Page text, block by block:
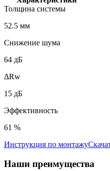
Толщина системы
52.5 мм
Снижение шума
64 дБ
ΔRw
15 дБ
Эффективность
61 %
Инструкция по монтажу
Наши преимущества